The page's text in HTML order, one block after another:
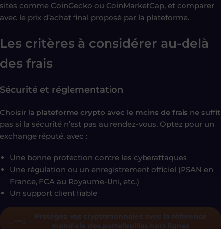
sites comme CoinGecko ou CoinMarketCap, et comparer
avec le prix d’achat final proposé par la plateforme.
Les critères à considérer au-delà
des frais
Sécurité et réglementation
Choisir la plateforme crypto avec le moins de frais ne suffit
pas si la sécurité n’est pas au rendez-vous. Optez pour un
exchange réputé, avec :
Une bonne protection contre les cyberattaques
Une régulation ou un enregistrement officiel (PSAN en
France, FCA au Royaume-Uni, etc.)
Un support client fiable
Protégez vos cryptomonnaies avec la référence
mondiale des portefeuilles hors lignes